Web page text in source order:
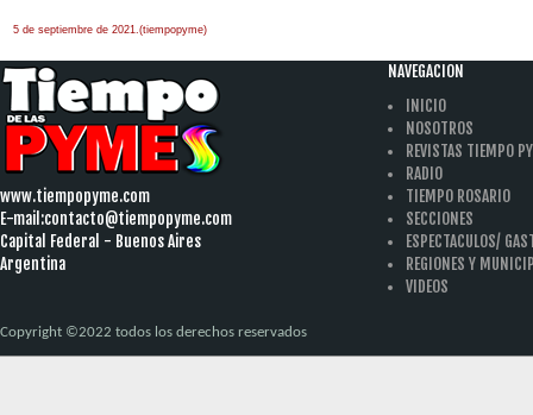
5 de septiembre de 2021.(tiempopyme)
www.tiempopyme.com
E-mail:contacto@tiempopyme.com
Capital Federal - Buenos Aires
Argentina
NAVEGACION
INICIO
NOSOTROS
REVISTAS TIEMPO
RADIO
TIEMPO ROSARIO
SECCIONES
ESPECTACULOS/
REGIONES Y
VIDEOS
Copyright ©2022 todos los derechos reservados